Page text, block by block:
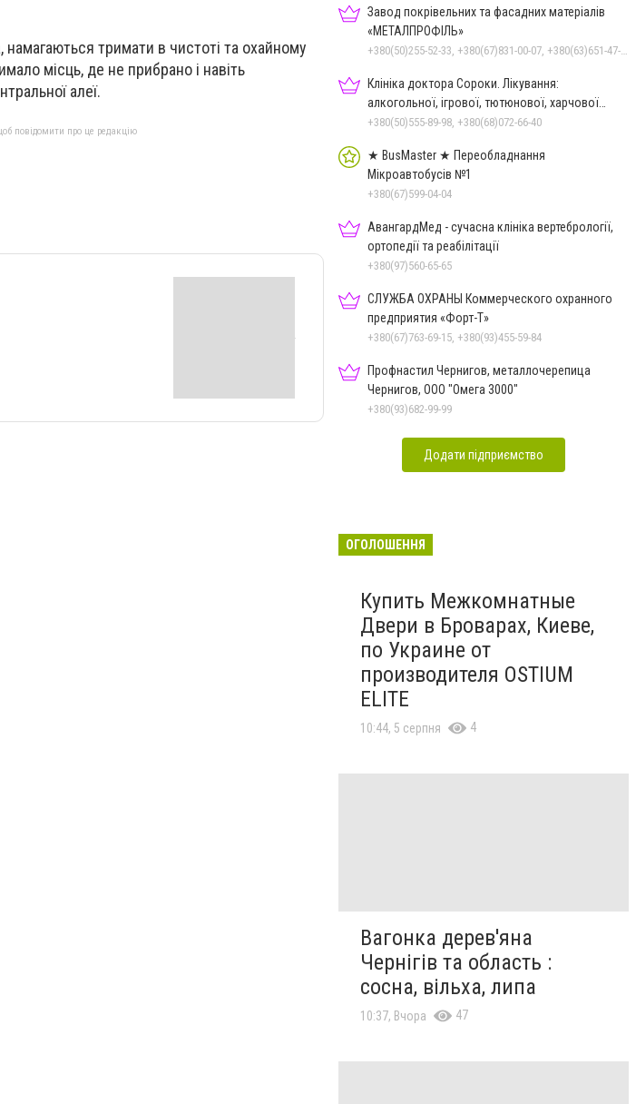
тримати в чистоті та охайному
місць, де не прибрано і навіть
алеї.
повідомити про це редакцію
Завод покрівельних та фасадних матеріалів
«МЕТАЛПРОФІЛЬ»
Клініка доктора Сороки. Лікування:
алкогольної, ігрової, тютюнової, харчової
залежностей, неврозів т
+380(50)555-89-98, +380(68)072-66-40
★ BusMaster ★ Переобладнання
Мікроавтобусів №1
+380(67)599-04-04
АвангардМед - сучасна клініка вертебрології,
ортопедії та реабілітації
+380(97)560-65-65
СЛУЖБА ОХРАНЫ Коммерческого охранного
предприятия «Форт-Т»
+380(67)763-69-15, +380(93)455-59-84
Профнастил Чернигов, металлочерепица
Чернигов, ООО "Омега 3000"
+380(93)682-99-99
Додати підприємство
ОГОЛОШЕННЯ
Купить Межкомнатные
Двери в Броварах, Киеве,
по Украине от
производителя OSTIUM
ELITE
10:44, 5 серпня 4
Вагонка дерев'яна
Чернігів та область :
сосна, вільха, липа
10:37, Вчора 47